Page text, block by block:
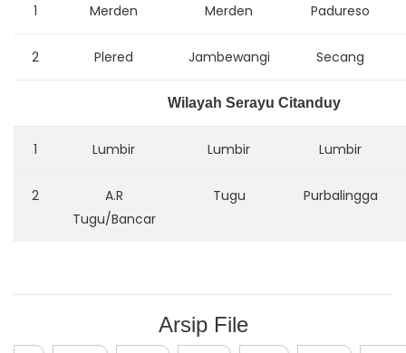
1 Merden Merden Padureso
2 Plered Jambewangi Secang
Wilayah Serayu Citanduy
1 Lumbir Lumbir Lumbir
2
A.R
Tugu/Bancar
Tugu Purbalingga
Arsip File